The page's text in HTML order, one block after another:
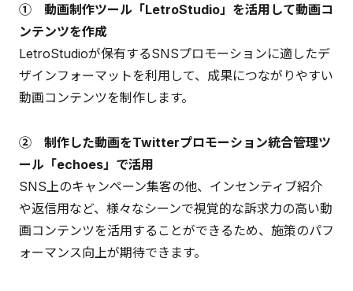
① 動画制作ツール「LetroStudio」を活用して動画コ
ンテンツを作成
LetroStudioが保有するSNSプロモーションに適したデ
ザインフォーマットを利用して、成果につながりやすい
動画コンテンツを制作します。
② 制作した動画をTwitterプロモーション統合管理ツ
ール「echoes」で活用
SNS上のキャンペーン集客の他、インセンティブ紹介
や返信用など、様々なシーンで視覚的な訴求力の高い動
画コンテンツを活用することができるため、施策のパフ
ォーマンス向上が期待できます。